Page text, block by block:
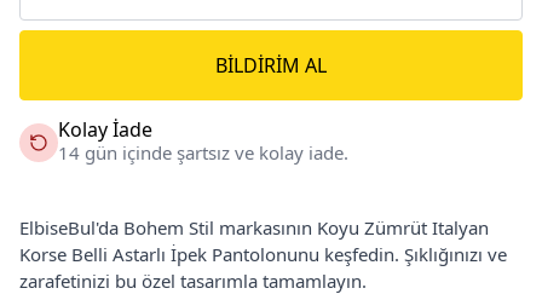
BILDIRIM AL
Kolay İade
14 gün içinde şartsız ve kolay iade.
ElbiseBul'da Bohem Stil markasının Koyu Zümrüt Italyan
Korse Belli Astarlı İpek Pantolonunu keşfedin. Şıklığınızı ve
zarafetinizi bu özel tasarımla tamamlayın.